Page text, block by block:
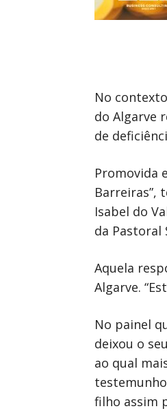
No
do Algarve
de
Promovida
Barreiras”,
Isabel do
da Pastoral
Aquela
Algarve.
No painel
deixou o
ao qual
filho assim